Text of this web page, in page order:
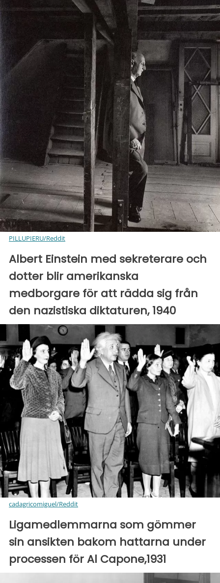
PILLUPIERU/Reddit
Albert Einstein med sekreterare och
dotter blir amerikanska
medborgare för att rädda sig från
den nazistiska diktaturen, 1940
cadagricomiguel/Reddit
Ligamedlemmarna som gömmer
sin ansikten bakom hattarna under
processen för Al Capone,1931